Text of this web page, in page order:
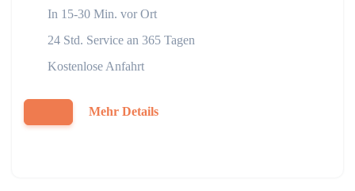
In 15-30 Min. vor Ort
24 Std. Service an 365 Tagen
Kostenlose Anfahrt
Mehr Details